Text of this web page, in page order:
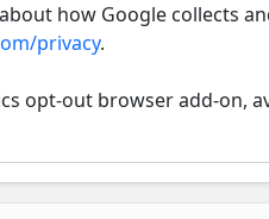
how Google collects
privacy.
opt-out browser add-on,